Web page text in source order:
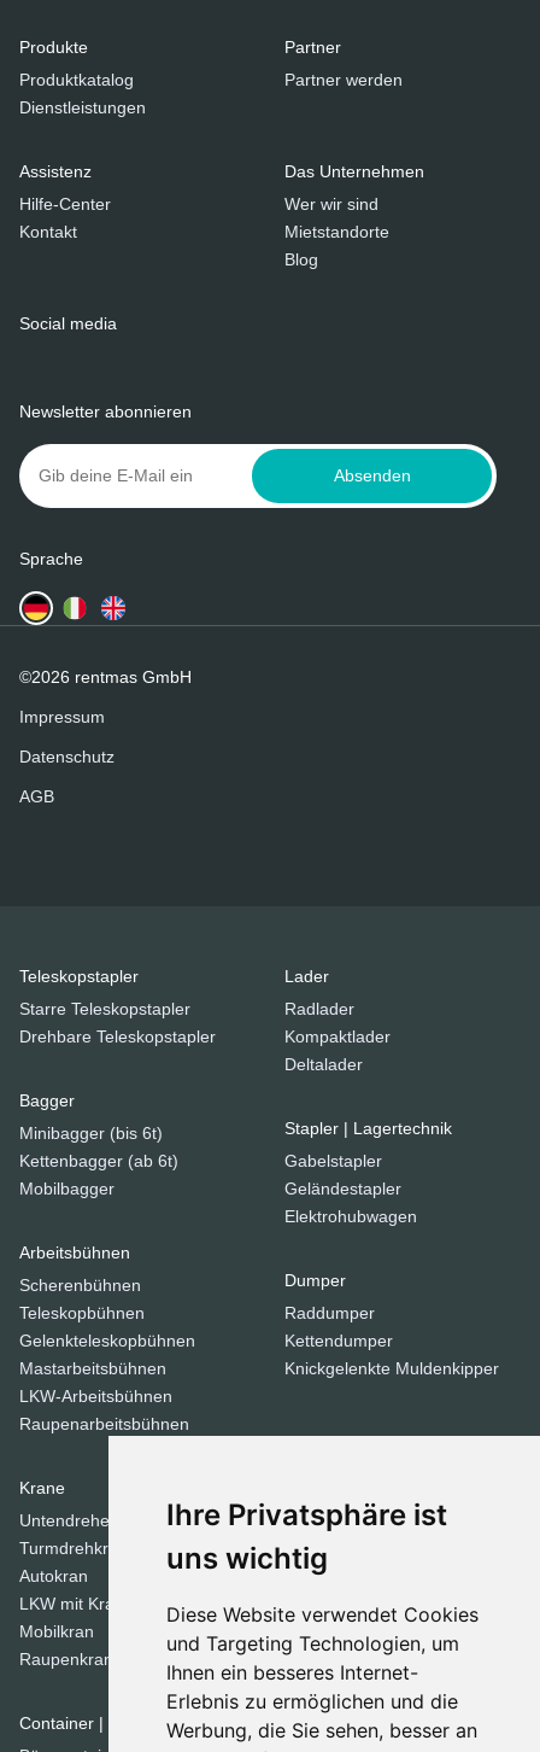
Ihre Privatsphäre ist
uns wichtig
Diese Website verwendet Cookies
und Targeting Technologien, um
Ihnen ein besseres Internet-
Erlebnis zu ermöglichen und die
Werbung, die Sie sehen, besser an
Produkte
Produktkatalog
Dienstleistungen
Partner
Partner werden
Assistenz
Hilfe-Center
Kontakt
Das Unternehmen
Wer wir sind
Mietstandorte
Blog
Social media
Newsletter abonnieren
Absenden
Sprache
Teleskopstapler
Starre Teleskopstapler
Drehbare Teleskopstapler
Bagger
Minibagger (bis 6t)
Kettenbagger (ab 6t)
Mobilbagger
Arbeitsbühnen
Scherenbühnen
Teleskopbühnen
Gelenkteleskopbühnen
Mastarbeitsbühnen
LKW-Arbeitsbühnen
Raupenarbeitsbühnen
Lader
Radlader
Kompaktlader
Deltalader
Stapler | Lagertechnik
Gabelstapler
Geländestapler
Elektrohubwagen
Dumper
Raddumper
Kettendumper
Knickgelenkte Muldenkipper
Krane
Untendreherkrane
Turmdrehkrane
Autokran
LKW mit Kran
Mobilkran
Raupenkran
Container | Raumsysteme
Walzen
Tandemwalzen
Stampfer
Dozer
Planierraupen
Spezial Geräte
©2026 rentmas GmbH
Impressum
Datenschutz
AGB